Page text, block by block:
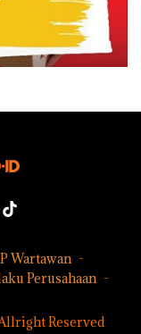
Wartawan
Perusahaan
Reserved